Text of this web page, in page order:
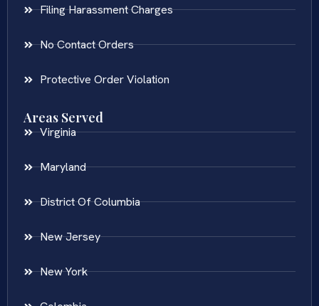
Filing Harassment Charges
No Contact Orders
Protective Order Violation
Areas Served
Virginia
Maryland
District Of Columbia
New Jersey
New York